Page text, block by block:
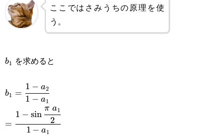
ここではさみうちの原理を使
う。
b_1
b1 を求めると
b_1=\cfrac{1-
a_2}{1-a_1}
b1 =
1 − a1
1 − a2
=\cfrac{1-
\sin\cfrac{\pi a_1}
=
1 − a1
1 − sin
2
π a1